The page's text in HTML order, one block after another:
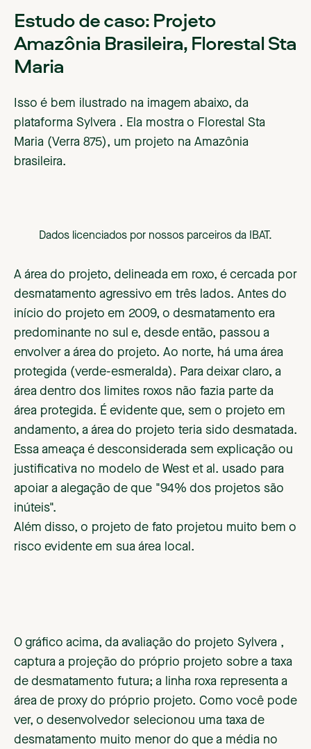
Estudo de caso: Projeto
Amazônia Brasileira, Florestal Sta
Maria
Isso é bem ilustrado na imagem abaixo, da
plataforma Sylvera . Ela mostra o Florestal Sta
Maria (Verra 875), um projeto na Amazônia
brasileira.
Dados licenciados por nossos parceiros da IBAT.
A área do projeto, delineada em roxo, é cercada por
desmatamento agressivo em três lados. Antes do
início do projeto em 2009, o desmatamento era
predominante no sul e, desde então, passou a
envolver a área do projeto. Ao norte, há uma área
protegida (verde-esmeralda). Para deixar claro, a
área dentro dos limites roxos não fazia parte da
área protegida. É evidente que, sem o projeto em
andamento, a área do projeto teria sido desmatada.
Essa ameaça é desconsiderada sem explicação ou
justificativa no modelo de West et al. usado para
apoiar a alegação de que "94% dos projetos são
inúteis".
Além disso, o projeto de fato projetou muito bem o
risco evidente em sua área local.
O gráfico acima, da avaliação do projeto Sylvera ,
captura a projeção do próprio projeto sobre a taxa
de desmatamento futura; a linha roxa representa a
área de proxy do próprio projeto. Como você pode
ver, o desenvolvedor selecionou uma taxa de
desmatamento muito menor do que a média no